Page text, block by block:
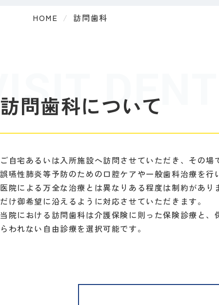
HOME
訪問歯科
訪問歯科について
ご自宅あるいは入所施設へ訪問させていただき、その場
誤嚥性肺炎等予防のための口腔ケアや一般歯科治療を行
医院による万全な治療とは異なりある程度は制約があり
だけ御希望に沿えるように対応させていただきます。
当院における訪問歯科は介護保険に則った保険診療と、
らわれない自由診療を選択可能です。